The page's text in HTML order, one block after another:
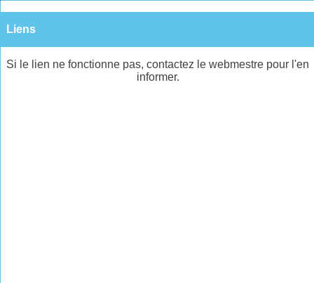
Liens
Si le lien ne fonctionne pas, contactez le webmestre pour l'en
informer.